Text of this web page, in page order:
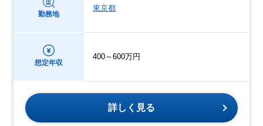
勤務地
東京都
想定年収
400～600万円
詳しく見る